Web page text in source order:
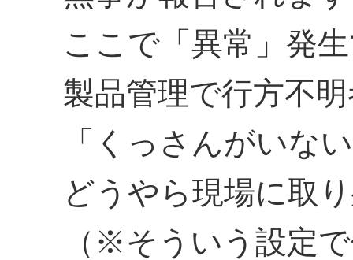
ここで「異常」発
製品管理で行方不
「くっさんがいな
どうやら現場に取
（※そういう設定